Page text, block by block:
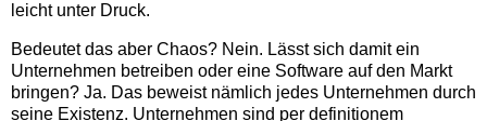
leicht unter Druck.
Bedeutet das aber Chaos? Nein. Lässt sich damit ein
Unternehmen betreiben oder eine Software auf den Markt
bringen? Ja. Das beweist nämlich jedes Unternehmen durch
seine Existenz. Unternehmen sind per definitionem